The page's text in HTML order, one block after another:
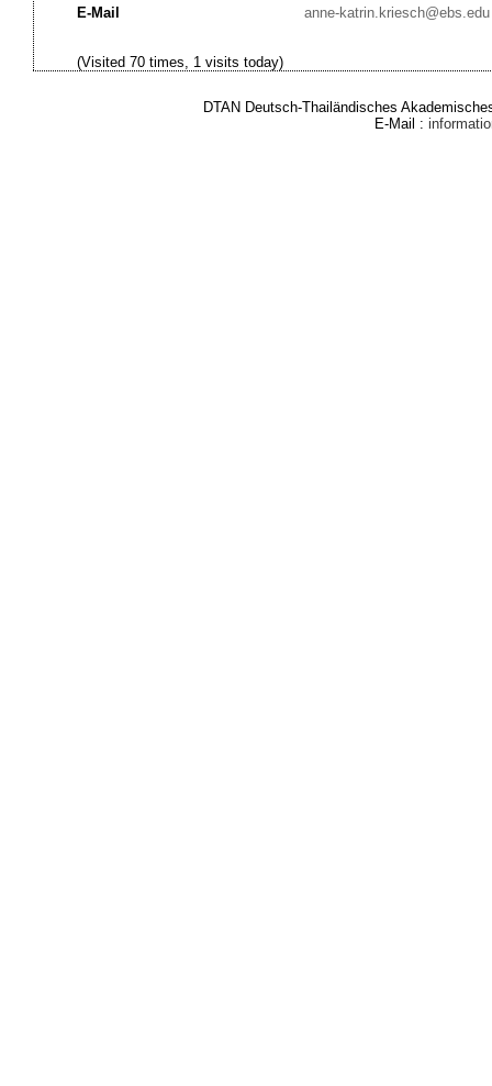
E-Mail
anne-katrin.kriesch@ebs.edu
(Visited 70 times, 1 visits today)
DTAN Deutsch-Thailändisches
E-Mail :